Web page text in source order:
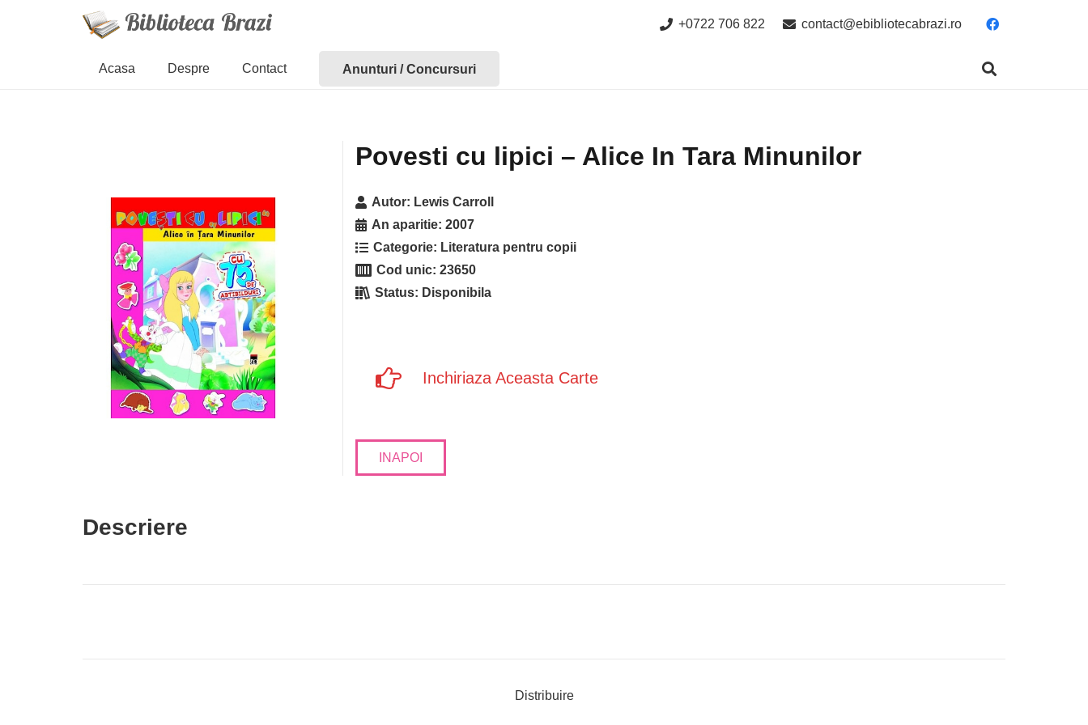
+0722 706 822 contact@ebibliotecabrazi.ro
Acasa Despre Contact Anunturi / Concursuri
Povesti cu lipici – Alice In Tara Minunilor
Autor: Lewis Carroll
An aparitie:2007
Categorie: Literatura pentru copii
Cod unic:23650
Status: Disponibila
Inchiriaza Aceasta Carte
INAPOI
Descriere
Distribuire